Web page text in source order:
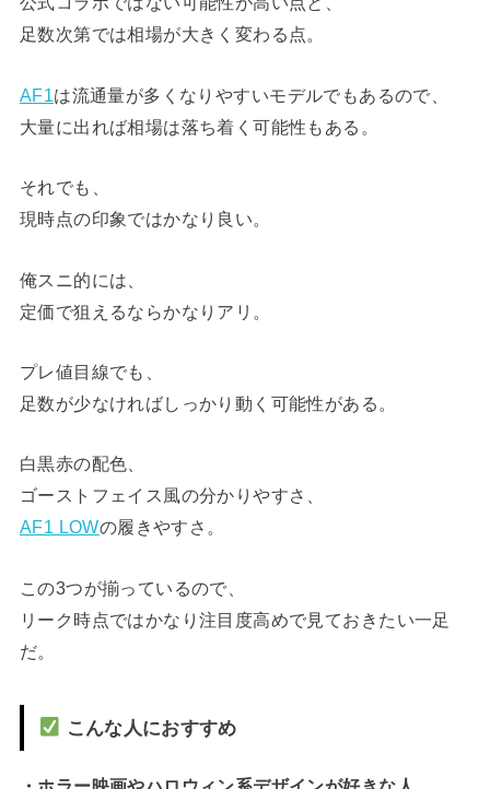
足数次第では相場が大きく変わる点。
AF1は流通量が多くなりやすいモデルでもあるので、
大量に出れば相場は落ち着く可能性もある。
それでも、
現時点の印象ではかなり良い。
俺スニ的には、
定価で狙えるならかなりアリ。
プレ値目線でも、
足数が少なければしっかり動く可能性がある。
白黒赤の配色、
ゴーストフェイス風の分かりやすさ、
AF1 LOWの履きやすさ。
この3つが揃っているので、
リーク時点ではかなり注目度高めで見ておきたい一足
だ。
こんな人におすすめ